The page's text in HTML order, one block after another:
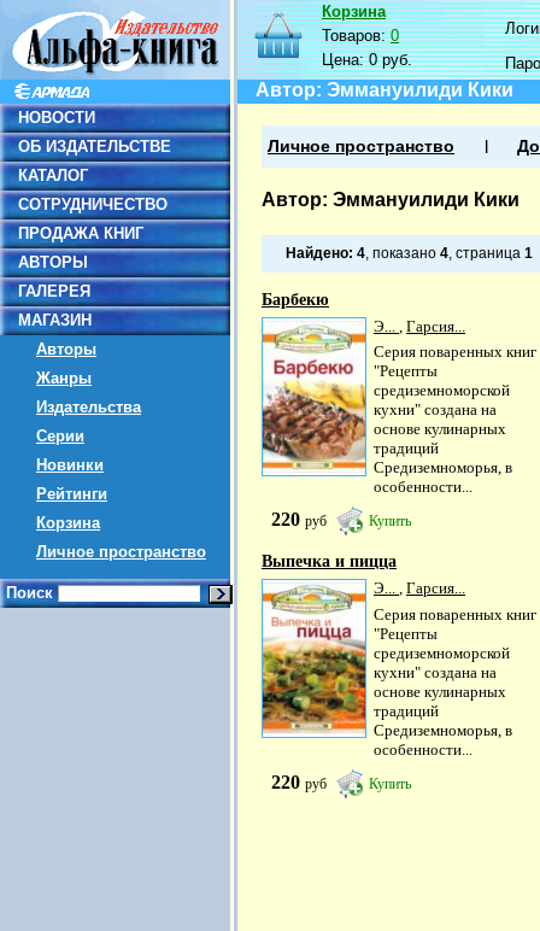
НОВОСТИ
ОБ ИЗДАТЕЛЬСТВЕ
КАТАЛОГ
СОТРУДНИЧЕСТВО
ПРОДАЖА КНИГ
АВТОРЫ
ГАЛЕРЕЯ
МАГАЗИН
Авторы
Жанры
Издательства
Серии
Новинки
Рейтинги
Корзина
Личное пространство
Поиск
Корзина
Товаров:0
Цена:0 руб.
Автор: Эммануилиди Кики
Личное пространство
Автор: Эммануилиди Кики
Найдено: 4, показано 4, страница 1
Барбекю
Э... , Гарсия...
Серия поваренных книг
"Рецепты
средиземноморской
кухни" создана на
основе кулинарных
традиций
Средиземноморья, в
особенности...
220 руб Купить
Выпечка и пицца
Э... , Гарсия...
Серия поваренных книг
"Рецепты
средиземноморской
кухни" создана на
основе кулинарных
традиций
Средиземноморья, в
особенности...
220 руб Купить